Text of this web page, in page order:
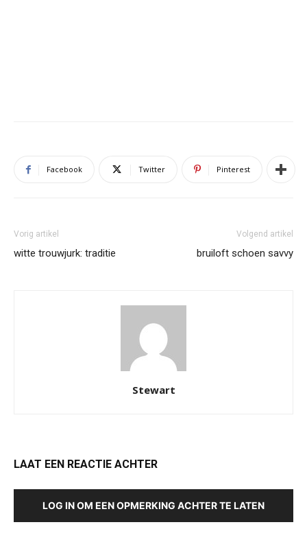
Facebook Twitter Pinterest
Vorig artikel
witte trouwjurk: traditie
Volgend artikel
bruiloft schoen savvy
Stewart
LAAT EEN REACTIE ACHTER
LOG IN OM EEN OPMERKING ACHTER TE LATEN